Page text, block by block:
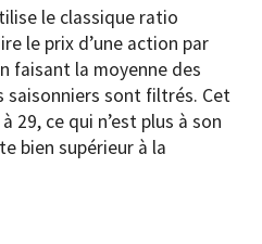
le classique ratio
le prix d’une action par
faisant la moyenne des
saisonniers sont filtrés. Cet
29, ce qui n’est plus à son
bien supérieur à la